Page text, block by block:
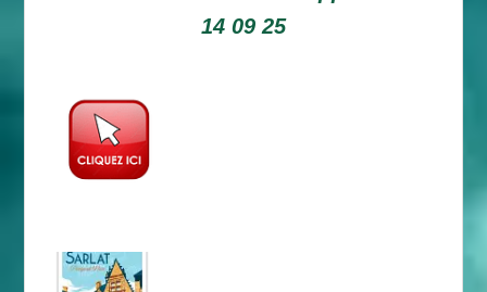
14 09 25